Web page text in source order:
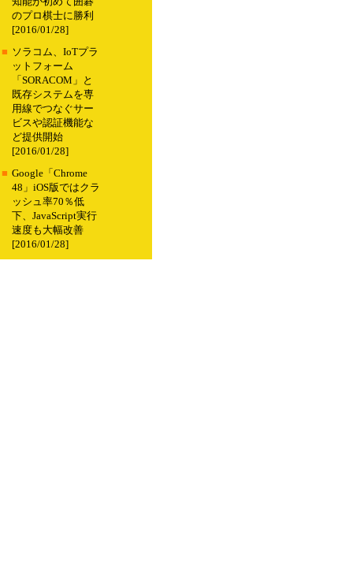
のプロ棋士に勝利
[2016/01/28]
■ ソラコム、IoTプラ
ットフォーム
「SORACOM」と
既存システムを専
用線でつなぐサー
ビスや認証機能な
ど提供開始
[2016/01/28]
■ Google「Chrome
48」iOS版ではクラ
ッシュ率70％低
下、JavaScript実行
速度も大幅改善
[2016/01/28]